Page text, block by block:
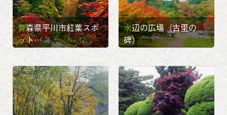
青森県平川市紅葉スポ
ット…
水辺の広場（古里の
碑）